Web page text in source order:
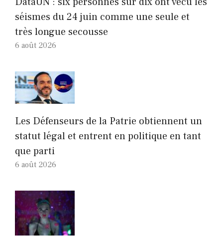
séismes du 24 juin comme une seule et
très longue secousse
6 août 2026
Les Défenseurs de la Patrie obtiennent un
statut légal et entrent en politique en tant
que parti
6 août 2026